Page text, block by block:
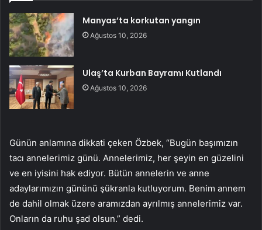
Manyas’ta korkutan yangın
Ağustos 10, 2026
Ulaş’ta Kurban Bayramı Kutlandı
Ağustos 10, 2026
Günün anlamına dikkati çeken Özbek, “Bugün başımızın
tacı annelerimiz günü. Annelerimiz, her şeyin en güzelini
ve en iyisini hak ediyor. Bütün annelerin ve anne
adaylarımızın gününü şükranla kutluyorum. Benim annem
de dahil olmak üzere aramızdan ayrılmış annelerimiz var.
Onların da ruhu şad olsun.” dedi.